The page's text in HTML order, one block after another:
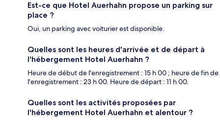
Est-ce que Hotel Auerhahn propose un parking sur
place ?
Oui, un parking avec voiturier est disponible.
Quelles sont les heures d'arrivée et de départ à
l'hébergement Hotel Auerhahn ?
Heure de début de l'enregistrement : 15 h 00 ; heure de fin de
l'enregistrement : 23 h 00. Heure de départ : 11 h 00.
Quelles sont les activités proposées par
l'hébergement Hotel Auerhahn et alentour ?